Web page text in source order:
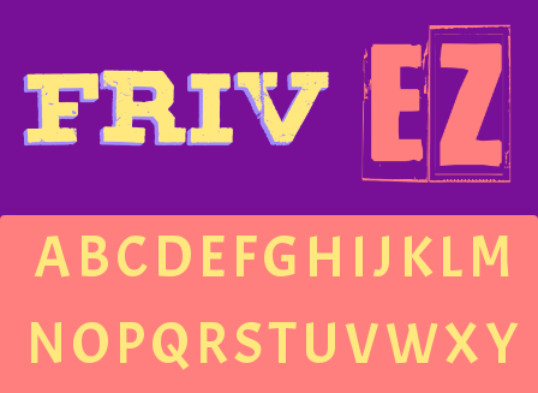
ABCDEFGH IJ KLM
NOPQRSTUVWXY